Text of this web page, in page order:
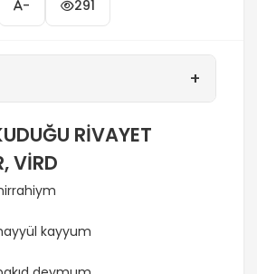
- 291
+
RİVAYET
VİRD
kayyum